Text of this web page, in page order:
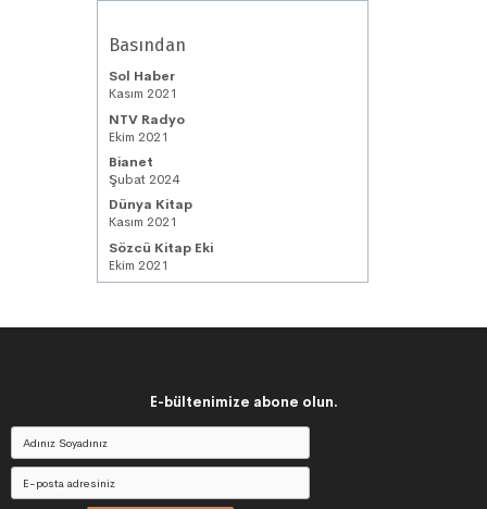
Basından
Sol Haber
Kasım 2021
NTV Radyo
Ekim 2021
Bianet
Şubat 2024
Dünya Kitap
Kasım 2021
Sözcü Kitap Eki
Ekim 2021
E-bültenimize abone olun.